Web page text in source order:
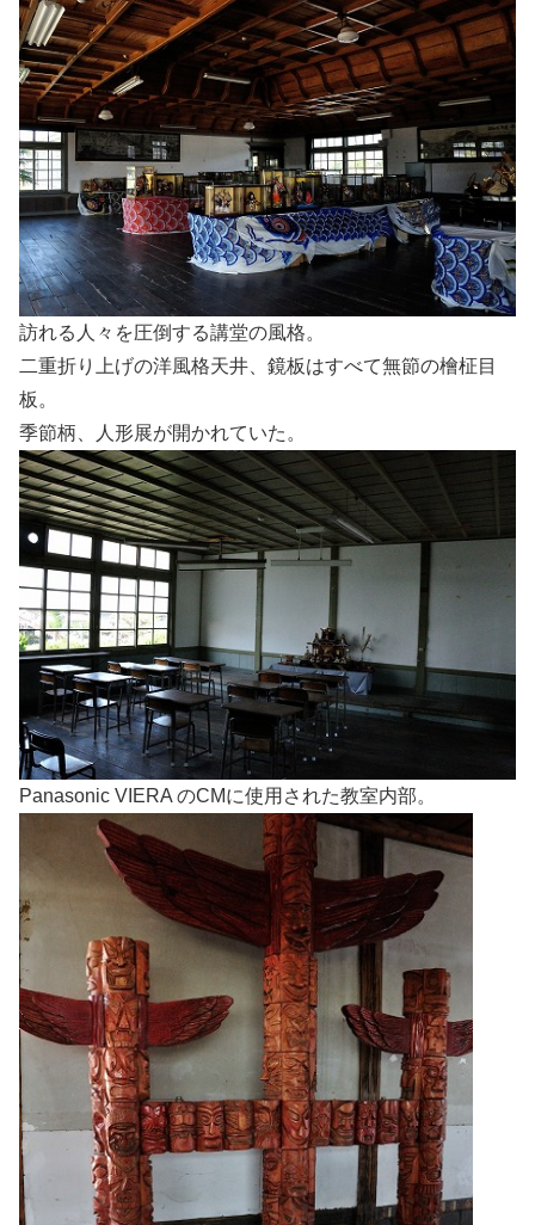
訪れる人々を圧倒する講堂の風格。
二重折り上げの洋風格天井、鏡板はすべて無節の檜柾目
板。
季節柄、人形展が開かれていた。
Panasonic VIERA のCMに使用された教室内部。